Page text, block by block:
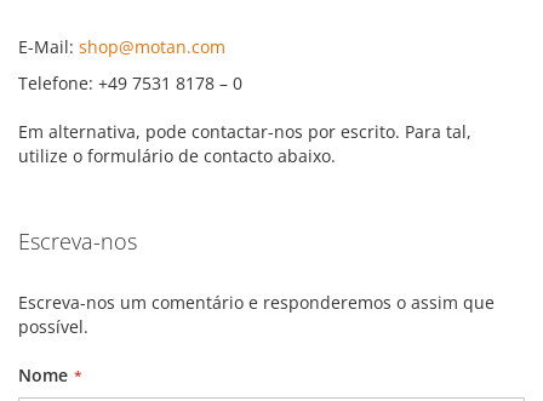
E-Mail: shop@motan.com
Telefone: +49 7531 8178 – 0
Em alternativa, pode contactar-nos por escrito. Para tal,
utilize o formulário de contacto abaixo.
Escreva-nos
Escreva-nos um comentário e responderemos o assim que
possível.
Nome